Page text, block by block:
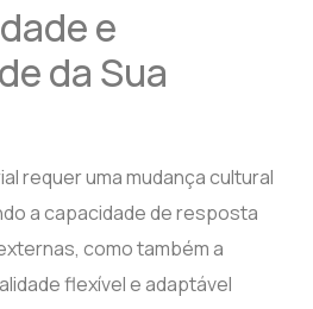
e
da Sua
requer uma mudança cultural
a capacidade de resposta
como também a
flexível e adaptável